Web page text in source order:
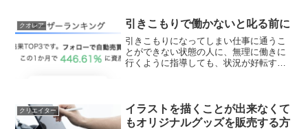
で、時間をかけて師匠や親方...
クオレア 引きこもりで働かないと叱る前に
引きこもりになってしまい仕事に通うこ
とができない状態の人に、無理に働きに
行くように指導しても、状況が好転する
のです。無理に引きこもり...
クリエイター
イラストを描くことが出来なくて
もオリジナルグッズを販売する方